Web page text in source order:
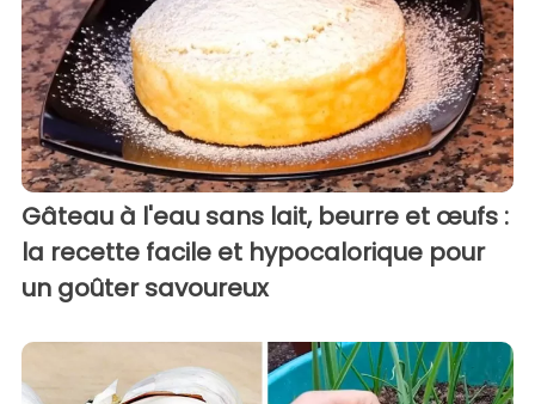
Gâteau à l'eau sans lait, beurre et œufs :
la recette facile et hypocalorique pour
un goûter savoureux